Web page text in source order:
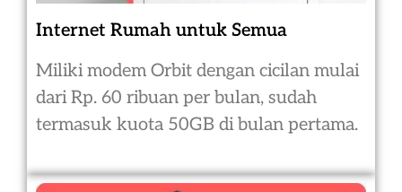
Internet Rumah untuk Semua
Miliki modem Orbit dengan cicilan mulai
dari Rp. 60 ribuan per bulan, sudah
termasuk kuota 50GB di bulan pertama.